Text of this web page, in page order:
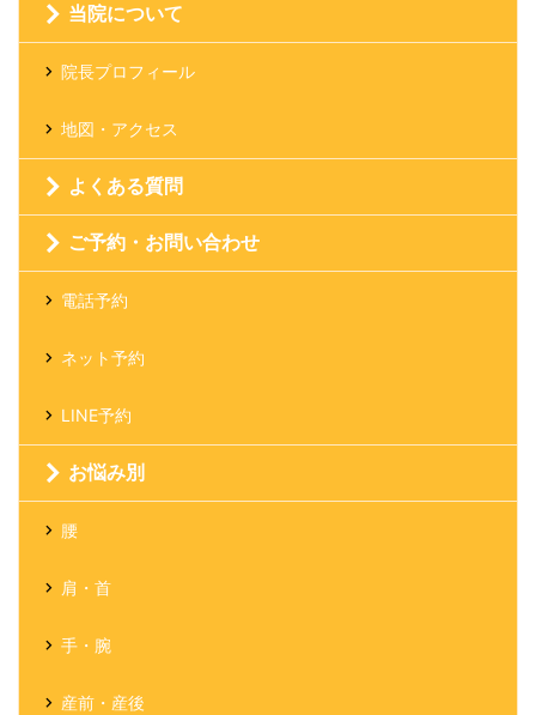
当院について
院長プロフィール
地図・アクセス
よくある質問
ご予約・お問い合わせ
電話予約
ネット予約
LINE予約
お悩み別
腰
肩・首
手・腕
産前・産後